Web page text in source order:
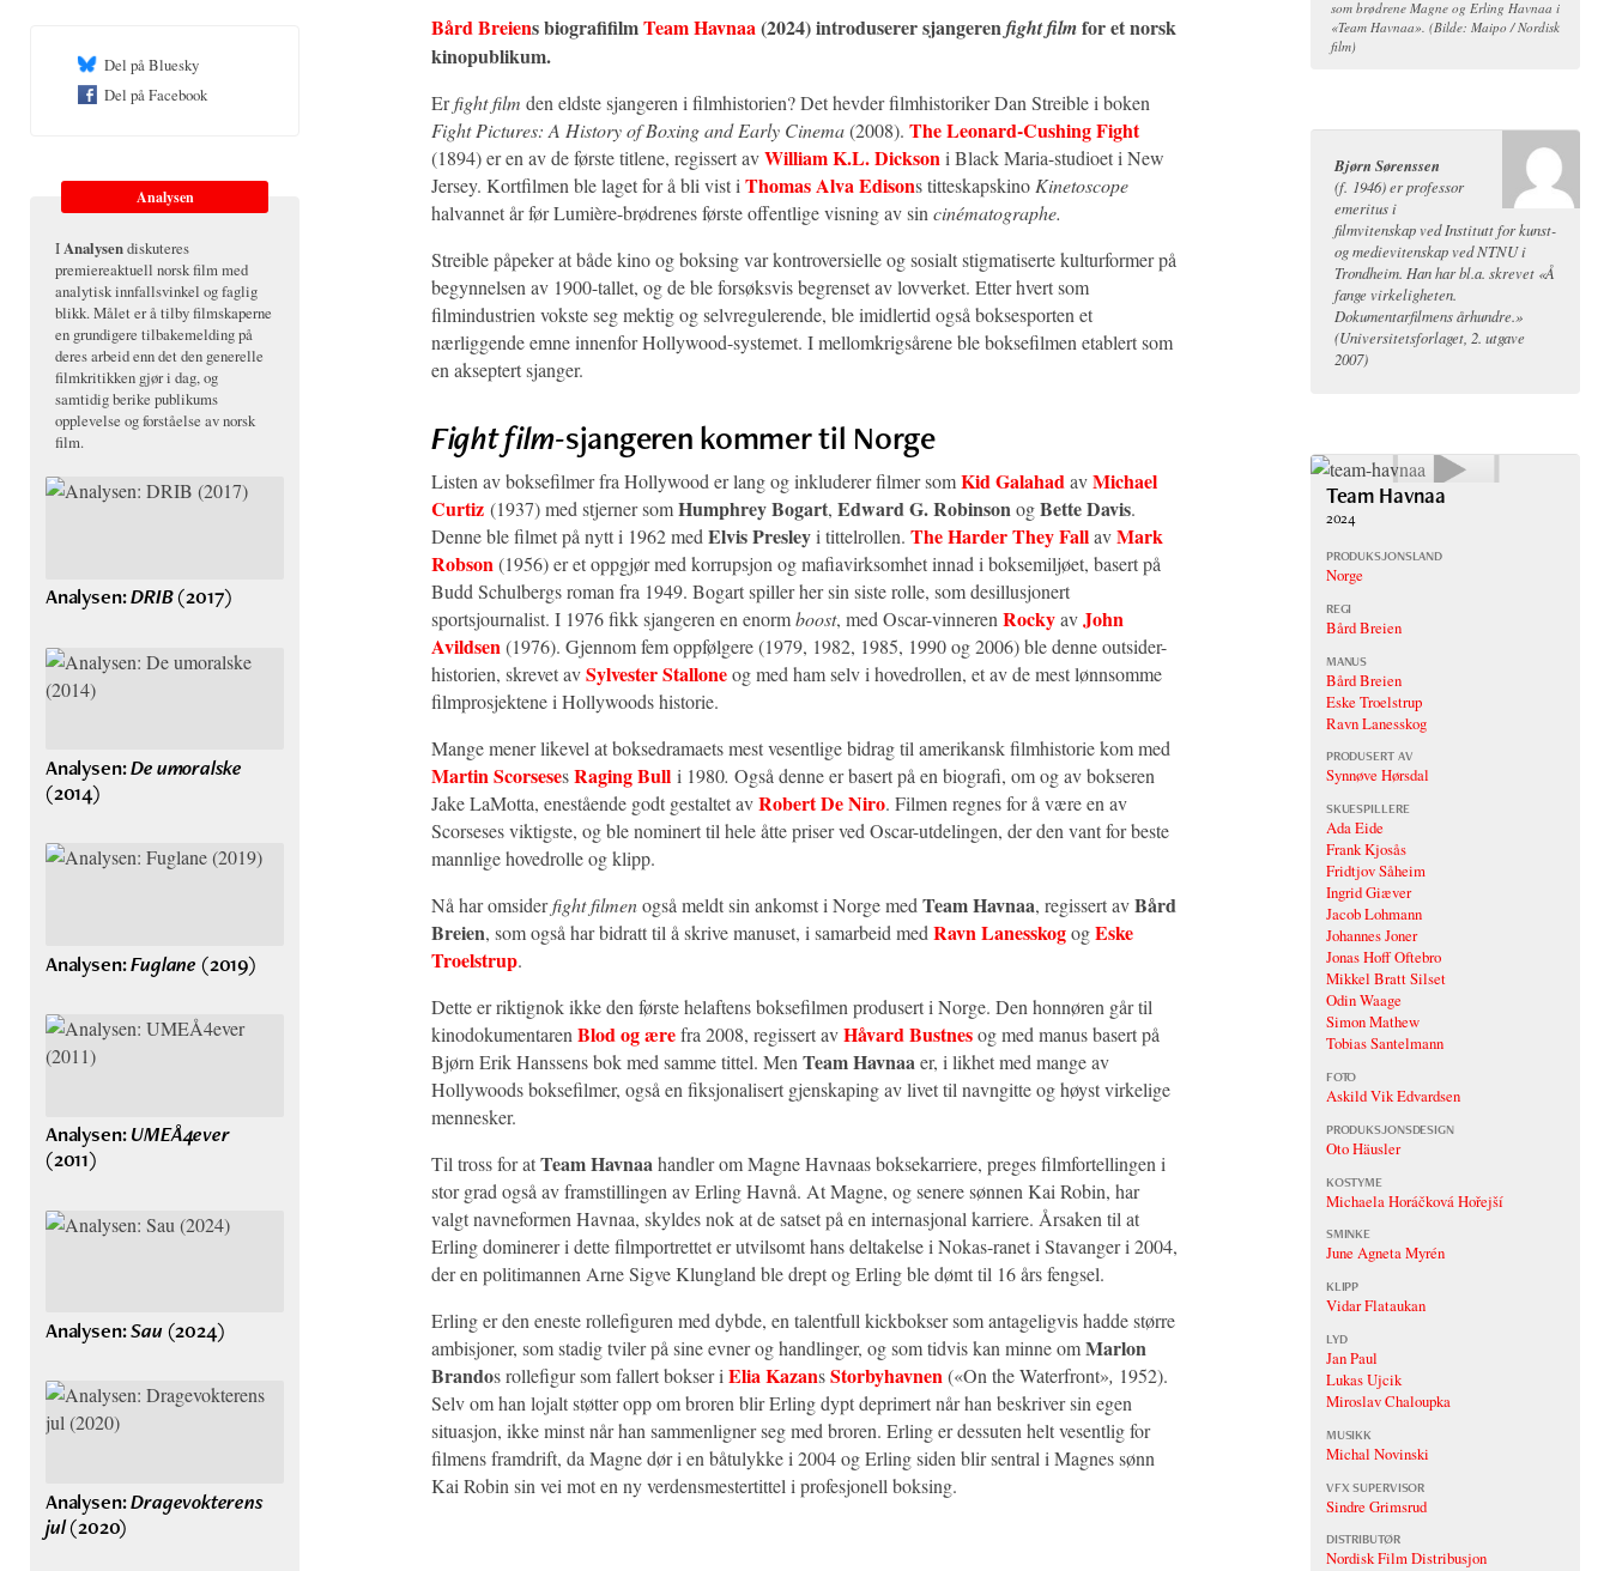
Bård Breiens biografifilmTeam Havnaa(2024) introduserer sjangerenfight filmfor et norsk
kinopublikum.
Erfight film den eldste sjangeren i filmhistorien? Det hevder filmhistoriker Dan Streible i boken
Fight Pictures: A History of Boxing and Early Cinema(2008). The Leonard-Cushing Fight
(1894) er en av de første titlene, regissert avWilliam K.L. Dicksoni Black Maria-studioet i New
Jersey. Kortfilmen ble laget for å bli vist i Thomas Alva Edisons titteskapskino Kinetoscope
halvannet år før Lumière-brødrenes første offentlige visning av sin cinématographe.
Streible påpeker at både kino og boksing var kontroversielle og sosialt stigmatiserte kulturformer på
begynnelsen av 1900-tallet, og de ble forsøksvis begrenset av lovverket. Etter hvert som
filmindustrien vokste seg mektig og selvregulerende, ble imidlertid også boksesporten et
nærliggende emne innenfor Hollywood-systemet. I mellomkrigsårene ble boksefilmen etablert som
en akseptert sjanger.
Fight film-sjangeren kommer til Norge
Listen av boksefilmer fra Hollywood er lang og inkluderer filmer somKid GalahadavMichael
Curtiz (1937) med stjerner somHumphrey Bogart, Edward G. RobinsonogBette Davis.
Denne ble filmet på nytt i 1962 med Elvis Presleyi tittelrollen. The Harder They FallavMark
Robson(1956) er et oppgjør med korrupsjon og mafiavirksomhet innad i boksemiljøet, basert på
Budd Schulbergs roman fra 1949. Bogart spiller her sin siste rolle, som desillusjonert
sportsjournalist. I 1976 fikk sjangeren en enormboost, med Oscar-vinneren RockyavJohn
Avildsen(1976). Gjennom fem oppfølgere (1979, 1982, 1985, 1990 og 2006) ble denne outsider-
historien, skrevet avSylvester Stalloneog med ham selv i hovedrollen, et av de mest lønnsomme
filmprosjektene i Hollywoods historie.
Mange mener likevel at boksedramaets mest vesentlige bidrag til amerikansk filmhistorie kom med
Martin ScorsesesRaging Bull i 1980. Også denne er basert på en biografi, om og av bokseren
Jake LaMotta, enestående godt gestaltet avRobert De Niro. Filmen regnes for å være en av
Scorseses viktigste, og ble nominert til hele åtte priser ved Oscar-utdelingen, der den vant for beste
mannlige hovedrolle og klipp.
Nå har omsiderfight filmenogså meldt sin ankomst i Norge med Team Havnaa, regissert avBård
Breien, som også har bidratt til å skrive manuset, i samarbeid med Ravn LanesskogogEske
Troelstrup.
Dette er riktignok ikke den første helaftens boksefilmen produsert i Norge. Den honnøren går til
kinodokumentaren Blod og ærefra 2008, regissert avHåvard Bustnesog med manus basert på
Bjørn Erik Hanssens bok med samme tittel. Men Team Havnaaer, i likhet med mange av
Hollywoods boksefilmer, også en fiksjonalisert gjenskaping av livet til navngitte og høyst virkelige
mennesker.
Til tross for atTeam Havnaahandler om Magne Havnaas boksekarriere, preges filmfortellingen i
stor grad også av framstillingen av Erling Havnå. At Magne, og senere sønnen Kai Robin, har
valgt navneformen Havnaa, skyldes nok at de satset på en internasjonal karriere. Årsaken til at
Erling dominerer i dette filmportrettet er utvilsomt hans deltakelse i Nokas-ranet i Stavanger i 2004,
der en politimannen Arne Sigve Klungland ble drept og Erling ble dømt til 16 års fengsel.
Erling er den eneste rollefiguren med dybde, en talentfull kickbokser som antageligvis hadde større
ambisjoner, som stadig tviler på sine evner og handlinger, og som tidvis kan minne omMarlon
Brandos rollefigur som fallert bokser i Elia KazansStorbyhavnen(«On the Waterfront», 1952).
Selv om han lojalt støtter opp om broren blir Erling dypt deprimert når han beskriver sin egen
situasjon, ikke minst når han sammenligner seg med broren. Erling er dessuten helt vesentlig for
filmens framdrift, da Magne dør i en båtulykke i 2004 og Erling siden blir sentral i Magnes sønn
Kai Robin sin vei mot en ny verdensmestertittel i profesjonell boksing.
Del på Bluesky
Del på Facebook
Analysen
IAnalysendiskuteres
premiereaktuell norsk film med
analytisk innfallsvinkel og faglig
blikk. Målet er å tilby filmskaperne
en grundigere tilbakemelding på
deres arbeid enn det den generelle
filmkritikken gjør i dag, og
samtidig berike publikums
opplevelse og forståelse av norsk
film.
Analysen:DRIB(2017)
Analysen:De umoralske
(2014)
Analysen:Fuglane (2019)
Analysen:UMEÅ4ever
(2011)
Analysen:Sau(2024)
Analysen:Dragevokterens
jul(2020)
som brødrene Magne og Erling Havnaa i
«Team Havnaa». (Bilde: Maipo / Nordisk
film)
Bjørn Sørenssen
(f. 1946) er professor
emeritus i
filmvitenskap ved Institutt for kunst-
og medievitenskap ved NTNU i
Trondheim. Han har bl.a. skrevet «Å
fange virkeligheten.
Dokumentarfilmens århundre.»
(Universitetsforlaget, 2. utgave
2007)
Team Havnaa
2024
PRODUKSJONSLAND
Norge
REGI
Bård Breien
MANUS
Bård Breien
Eske Troelstrup
Ravn Lanesskog
PRODUSERT AV
Synnøve Hørsdal
SKUESPILLERE
Ada Eide
Frank Kjosås
Fridtjov Såheim
Ingrid Giæver
Jacob Lohmann
Johannes Joner
Jonas Hoff Oftebro
Mikkel Bratt Silset
Odin Waage
Simon Mathew
Tobias Santelmann
FOTO
Askild Vik Edvardsen
PRODUKSJONSDESIGN
Oto Häusler
KOSTYME
Michaela Horáčková Hořejší
SMINKE
June Agneta Myrén
KLIPP
Vidar Flataukan
LYD
Jan Paul
Lukas Ujcik
Miroslav Chaloupka
MUSIKK
Michal Novinski
VFX SUPERVISOR
Sindre Grimsrud
DISTRIBUTØR
Nordisk Film Distribusjon